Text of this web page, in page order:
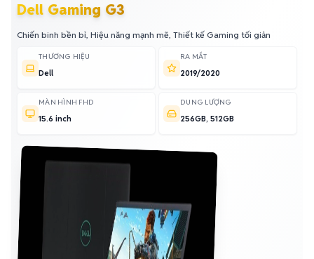
Dell Gaming G3
Chiến binh bền bỉ, Hiệu năng mạnh mẽ, Thiết kế Gaming tối giản
THƯƠNG HIỆU
Dell
RA MẮT
2019/2020
MÀN HÌNH FHD
15.6 inch
DUNG LƯỢNG
256GB, 512GB